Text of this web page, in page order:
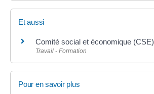
Et aussi
Comité social et économique (CSE)
Travail - Formation
Pour en savoir plus